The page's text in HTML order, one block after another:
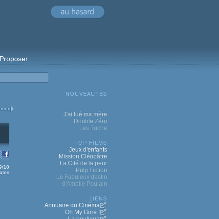
Proposer
10
NOUVEAUTÉS
J'ai tué ma mère
Double Zéro
Les Tuche
TOP FILMS
Jeux d'enfants
Mission Cléopâtre
La Cité de la peur
Pulp Fiction
Le Fabuleux destin
d'Amélie Poulain
LIENS
Annuaire du Cinéma
Oh My Gore !